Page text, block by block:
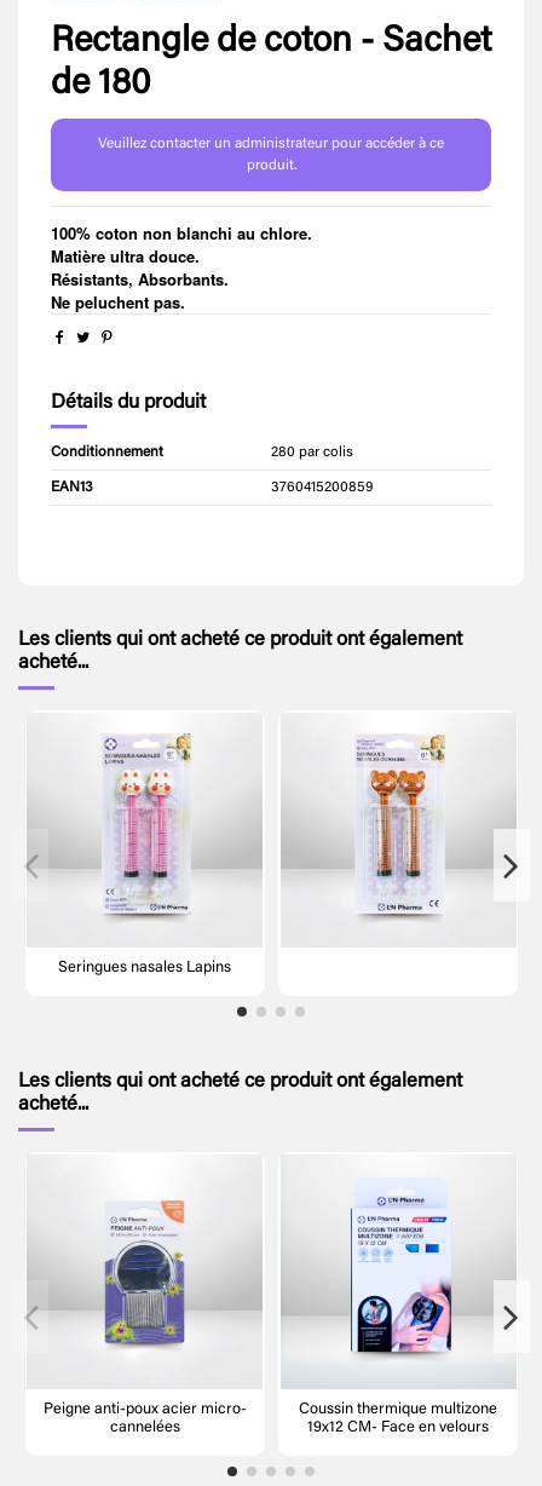
Rectangle de coton - Sachet
de 180
Veuillez contacter un administrateur pour accéder à ce
produit.
100% coton non blanchi au chlore.
Matière ultra douce.
Résistants, Absorbants.
Ne peluchent pas.
Détails du produit
Conditionnement 280 par colis
EAN13 3760415200859
Les clients qui ont acheté ce produit ont également
acheté...
Seringues nasales Lapins
Les clients qui ont acheté ce produit ont également
acheté...
Peigne anti-poux acier micro-
cannelées
Coussin thermique multizone
19x12 CM- Face en velours